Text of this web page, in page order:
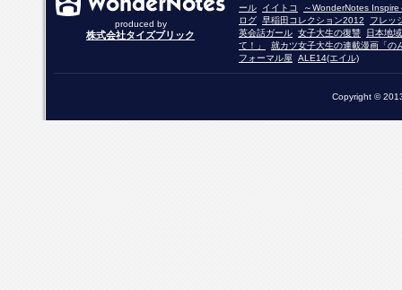
produced by
株式会社タイズブリック
ール
イイトコ
～WonderNotes Inspire
ログ 早稲田コレクション2012
フレッ
英会話ガール 女子大生の復讐
日本地
て！」
就カツ女子大生の連載漫画「の
フォーマル屋
ALE14(エイル)
Copyright ©